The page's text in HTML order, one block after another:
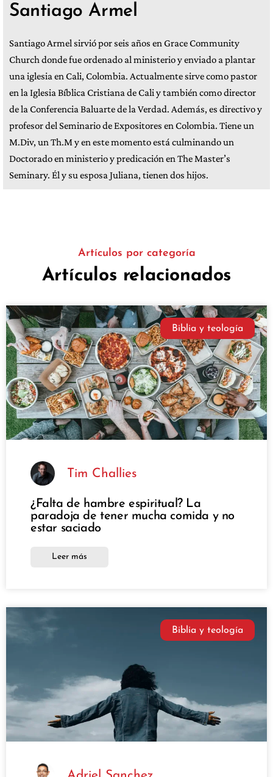
Santiago Armel
Santiago Armel sirvió por seis años en Grace Community
Church donde fue ordenado al ministerio y enviado a plantar
una iglesia en Cali, Colombia. Actualmente sirve como pastor
en la Iglesia Bíblica Cristiana de Cali y también como director
de la Conferencia Baluarte de la Verdad. Además, es directivo y
profesor del Seminario de Expositores en Colombia. Tiene un
M.Div, un Th.M y en este momento está culminando un
Doctorado en ministerio y predicación en The Master’s
Seminary. Él y su esposa Juliana, tienen dos hijos.
Artículos por categoría
Artículos relacionados
Biblia y teología
Tim Challies
¿Falta de hambre espiritual? La
paradoja de tener mucha comida y no
estar saciado
Leer más
Biblia y teología